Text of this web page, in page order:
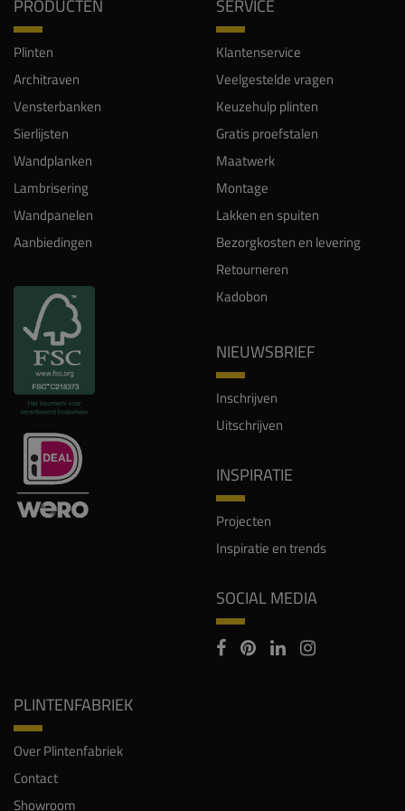
PRODUCTEN
Plinten
Architraven
Vensterbanken
Sierlijsten
Wandplanken
Lambrisering
Wandpanelen
Aanbiedingen
SERVICE
Klantenservice
Veelgestelde vragen
Keuzehulp plinten
Gratis proefstalen
Maatwerk
Montage
Lakken en spuiten
Bezorgkosten en levering
Retourneren
Kadobon
NIEUWSBRIEF
Inschrijven
Uitschrijven
INSPIRATIE
Projecten
Inspiratie en trends
SOCIAL MEDIA
PLINTENFABRIEK
Over Plintenfabriek
Contact
Showroom